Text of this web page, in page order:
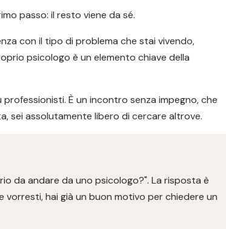
passo: il resto viene da sé.
con il tipo di problema che stai vivendo,
psicologo è un elemento chiave della
È un incontro senza impegno, che
sei assolutamente libero di cercare altrove.
da andare da uno psicologo?". La risposta è
hai già un buon motivo per chiedere un